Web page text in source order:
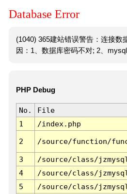
Database Error
(1040) 365建站错误警告：连接数
因：1、数据库密码不对; 2、mysql
PHP Debug
No. File
1
/index.php
2 /source/function/
3 /source/class/
4
/source/class/
5
/source/class/